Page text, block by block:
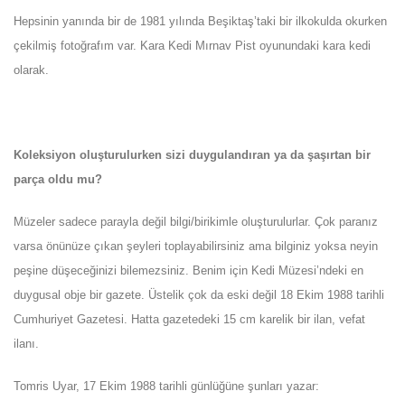
Hepsinin yanında bir de 1981 yılında Beşiktaş’taki bir ilkokulda okurken
çekilmiş fotoğrafım var. Kara Kedi Mırnav Pist oyunundaki kara kedi
olarak.
Koleksiyon oluşturulurken sizi duygulandıran ya da şaşırtan bir
parça oldu mu?
Müzeler sadece parayla değil bilgi/birikimle oluşturulurlar. Çok paranız
varsa önünüze çıkan şeyleri toplayabilirsiniz ama bilginiz yoksa neyin
peşine düşeceğinizi bilemezsiniz. Benim için Kedi Müzesi’ndeki en
duygusal obje bir gazete. Üstelik çok da eski değil 18 Ekim 1988 tarihli
Cumhuriyet Gazetesi. Hatta gazetedeki 15 cm karelik bir ilan, vefat
ilanı.
Tomris Uyar, 17 Ekim 1988 tarihli günlüğüne şunları yazar: